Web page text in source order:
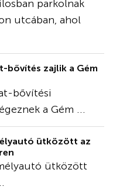
parkolnak
utcában, ahol
bővítés zajlik a Gém
bővítési
a Gém ...
ütközött az
ütközött